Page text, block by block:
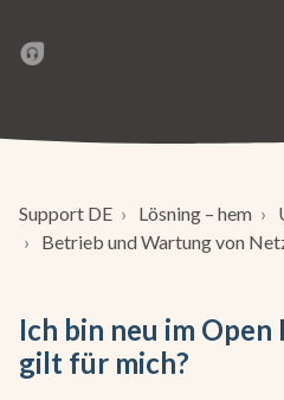
Support DE Lösning – hem
Betrieb und Wartung von
Ich bin neu im
gilt für mich?